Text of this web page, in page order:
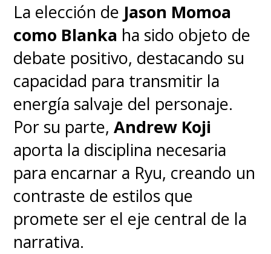
La elección de Jason Momoa
como Blanka ha sido objeto de
debate positivo, destacando su
capacidad para transmitir la
energía salvaje del personaje.
Por su parte,Andrew Koji
aporta la disciplina necesaria
para encarnar a Ryu, creando un
contraste de estilos que
promete ser el eje central de la
narrativa.